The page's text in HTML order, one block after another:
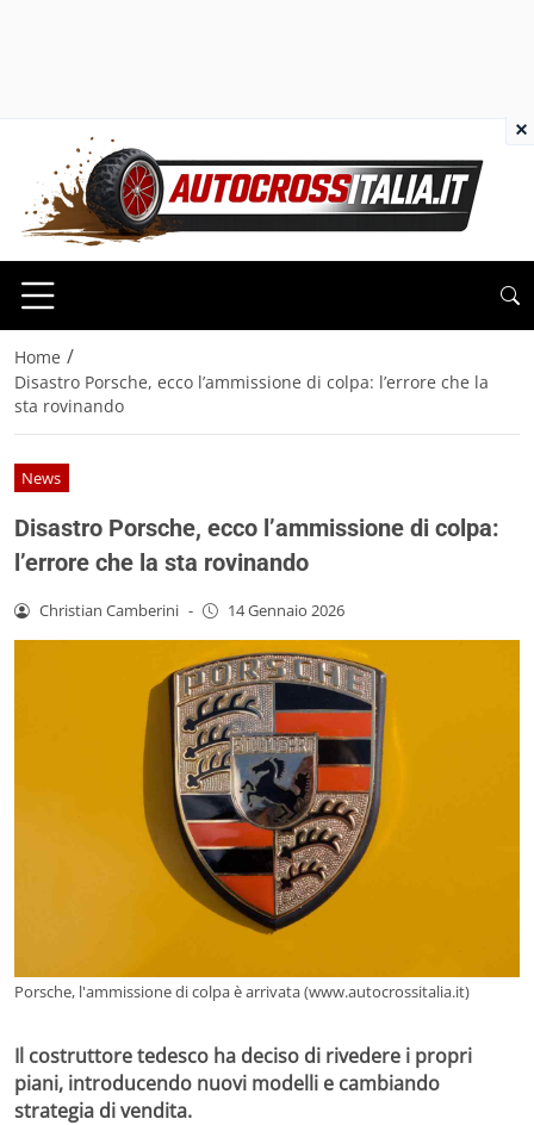
Home /
Disastro Porsche, ecco l’ammissione di colpa: l’errore che la
sta rovinando
News
Disastro Porsche, ecco l’ammissione di colpa:
l’errore che la sta rovinando
Christian Camberini - 14 Gennaio 2026
Porsche, l'ammissione di colpa è arrivata (www.autocrossitalia.it)
Il costruttore tedesco ha deciso di rivedere i propri
piani, introducendo nuovi modelli e cambiando
strategia di vendita.
×